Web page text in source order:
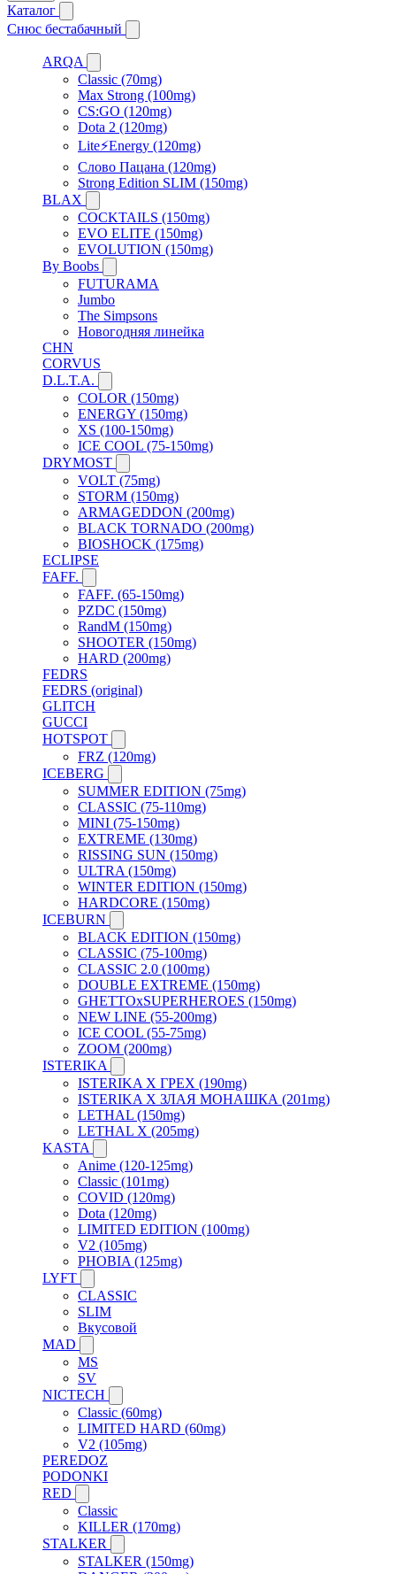
Каталог
Снюс бестабачный
ARQA
Classic (70mg)
Max Strong (100mg)
CS:GO (120mg)
Dota 2 (120mg)
Lite⚡Energy (120mg)
Слово Пацана (120mg)
Strong Edition SLIM (150mg)
BLAX
COCKTAILS (150mg)
EVO ELITE (150mg)
EVOLUTION (150mg)
By Boobs
FUTURAMA
Jumbo
The Simpsons
Новогодняя линейка
CHN
CORVUS
D.L.T.A.
COLOR (150mg)
ENERGY (150mg)
XS (100-150mg)
ICE COOL (75-150mg)
DRYMOST
VOLT (75mg)
STORM (150mg)
ARMAGEDDON (200mg)
BLACK TORNADO (200mg)
BIOSHOCK (175mg)
ECLIPSE
FAFF.
FAFF. (65-150mg)
PZDC (150mg)
RandM (150mg)
SHOOTER (150mg)
HARD (200mg)
FEDRS
FEDRS (original)
GLITCH
GUCCI
HOTSPOT
FRZ (120mg)
ICEBERG
SUMMER EDITION (75mg)
CLASSIC (75-110mg)
MINI (75-150mg)
EXTREME (130mg)
RISSING SUN (150mg)
ULTRA (150mg)
WINTER EDITION (150mg)
HARDCORE (150mg)
ICEBURN
BLACK EDITION (150mg)
CLASSIC (75-100mg)
CLASSIC 2.0 (100mg)
DOUBLE EXTREME (150mg)
GHETTOxSUPERHEROES (150mg)
NEW LINE (55-200mg)
ICE COOL (55-75mg)
ZOOM (200mg)
ISTERIKA
ISTERIKA X ГРЕХ (190mg)
ISTERIKA X ЗЛАЯ МОНАШКА (201mg)
LETHAL (150mg)
LETHAL X (205mg)
KASTA
Anime (120-125mg)
Classic (101mg)
COVID (120mg)
Dota (120mg)
LIMITED EDITION (100mg)
V2 (105mg)
PHOBIA (125mg)
LYFT
CLASSIC
SLIM
Вкусовой
MAD
MS
SV
NICTECH
Classic (60mg)
LIMITED HARD (60mg)
V2 (105mg)
PEREDOZ
PODONKI
RED
Classic
KILLER (170mg)
STALKER
STALKER (150mg)